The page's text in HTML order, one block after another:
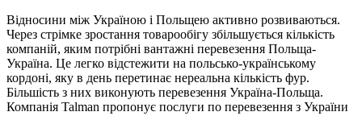
Відносини між Україною і Польщею активно розвиваються.
Через стрімке зростання товарообігу збільшується кількість
компаній, яким потрібні вантажні перевезення Польща-
Україна. Це легко відстежити на польсько-українському
кордоні, яку в день перетинає нереальна кількість фур.
Більшість з них виконують перевезення Україна-Польща.
Компанія Talman пропонує послуги по перевезення з України